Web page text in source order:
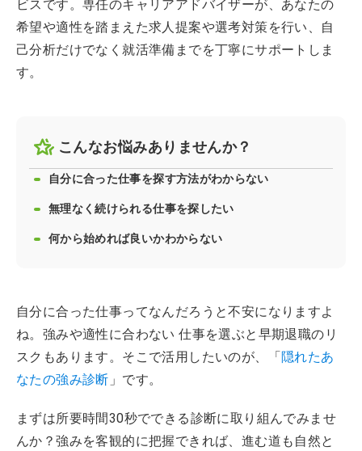
ビスです。専任のキャリアアドバイザーが、あなたの
希望や適性を踏まえた求人提案や選考対策を行い、自
己分析だけでなく就活準備までを丁寧にサポートしま
す。
こんなお悩みありませんか？
自分に合った仕事を探す方法がわからない
無理なく続けられる仕事を探したい
何から始めれば良いかわからない
自分に合った仕事ってなんだろうと不安になりますよ
ね。強みや適性に合わない 仕事を選ぶと早期退職のリ
スクもあります。そこで活用したいのが、「隠れたあ
なたの強み診断 」です。
まずは所要時間30秒でできる診断に取り組んでみませ
んか？強みを客観的に把握できれば、進む道も自然と